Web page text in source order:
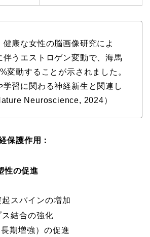
健康な女性の脳画像研究によ
伴うエストロゲン変動で、海馬
変動することが示されました。
学習に関わる神経新生と関連し
Neuroscience, 2024）
保護作用：
性の促進
スパインの増加
ス結合の強化
期増強）の促進